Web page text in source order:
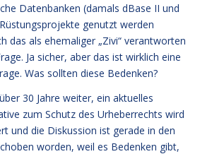
Datenbanken (damals dBase II und
genutzt werden
das als ehemaliger „Zivi“ verantworten
Ja sicher, aber das ist wirklich eine
Was sollten diese Bedenken?
30 Jahre weiter, ein aktuelles
zum Schutz des Urheberrechts wird
und die Diskussion ist gerade in den
worden, weil es Bedenken gibt,